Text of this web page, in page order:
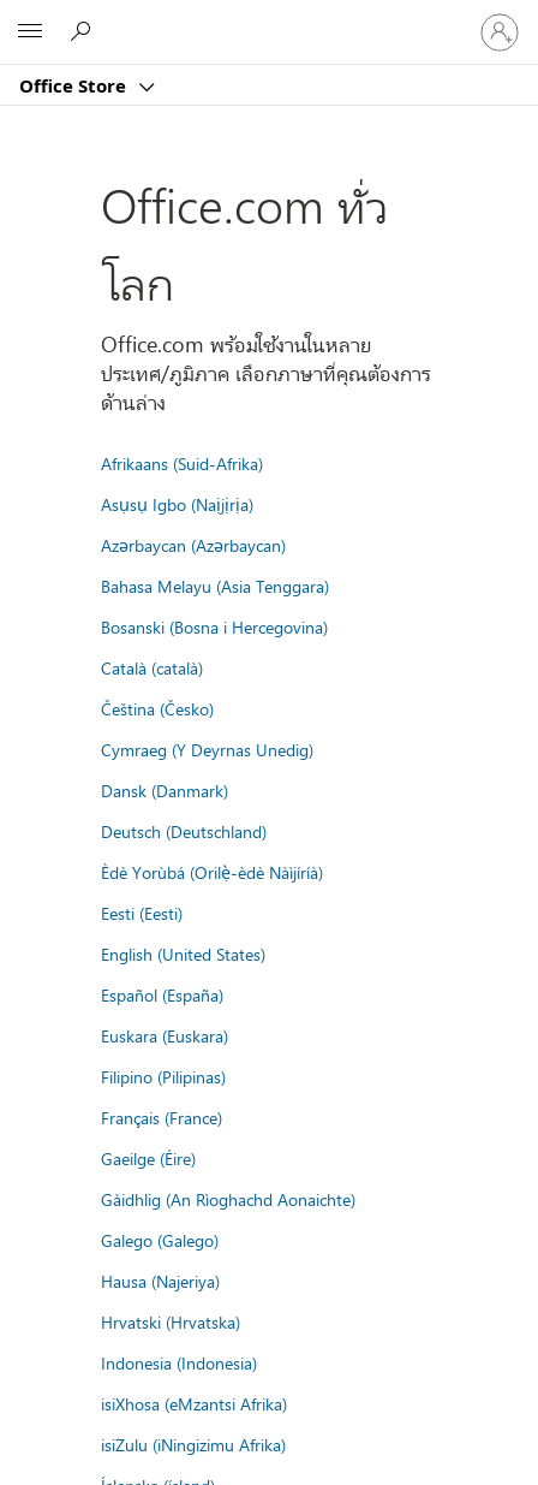
Office Store
ลงชื่อ
เข้า
บัญชี
Office.com ทั่ว
โลก
Office.com พร้อมใช้งานในหลาย
ประเทศ/ภูมิภาค เลือกภาษาที่คุณต้องการ
ด้านล่าง
Afrikaans (Suid-Afrika)
Asụsụ Igbo (Naịjịrịa)
Azərbaycan (Azərbaycan)
Bahasa Melayu (Asia Tenggara)
Bosanski (Bosna i Hercegovina)
Català (català)
Čeština (Česko)
Cymraeg (Y Deyrnas Unedig)
Dansk (Danmark)
Deutsch (Deutschland)
Èdè Yorùbá (Orilẹ̀-èdè Nàìjíríà)
Eesti (Eesti)
English (United States)
Español (España)
Euskara (Euskara)
Filipino (Pilipinas)
Français (France)
Gaeilge (Éire)
Gàidhlig (An Rìoghachd Aonaichte)
Galego (Galego)
Hausa (Najeriya)
Hrvatski (Hrvatska)
Indonesia (Indonesia)
isiXhosa (eMzantsi Afrika)
isiZulu (iNingizimu Afrika)